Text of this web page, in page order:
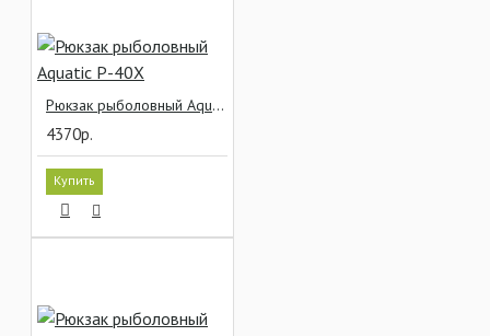
Рюкзак рыболовный Aquatic Р-40Х
4370р.
Купить